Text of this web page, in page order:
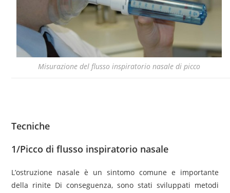
Misurazione del flusso inspiratorio nasale di picco
Tecniche
1/Picco di flusso inspiratorio nasale
L’ostruzione nasale è un sintomo comune e importante
della rinite Di conseguenza, sono stati sviluppati metodi